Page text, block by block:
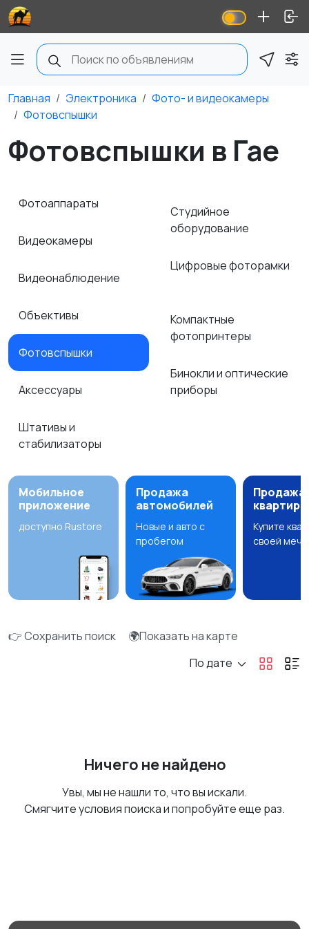
Главная Электроника
Фото- и видеокамеры
Фотовспышки
Фотовспышки в Гае
Фотоаппараты
Видеокамеры
Видеонаблюдение
Объективы
Фотовспышки
Аксессуары
Штативы и
стабилизаторы
Студийное
оборудование
Цифровые фоторамки
Компактные
фотопринтеры
Бинокли и оптические
приборы
Мобильное
приложение
доступно Rustore
Продажа
автомобилей
Новые и авто с
пробегом
Продажа
квартир
Купите
своей
👉 Сохранить поиск
🌍Показать на карте
По дате
Ничего не найдено
Увы, мы не нашли то, что вы искали.
Смягчите условия поиска и попробуйте еще раз.